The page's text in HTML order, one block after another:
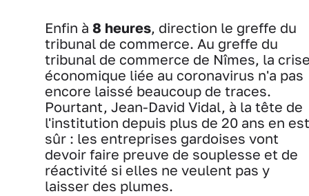
Enfin à 8 heures, direction le greffe du
tribunal de commerce. Au greffe du
tribunal de commerce de Nîmes, la
économique liée au coronavirus n'a pas
encore laissé beaucoup de traces.
Pourtant, Jean-David Vidal, à la tête de
l'institution depuis plus de 20 ans en est
sûr : les entreprises gardoises vont
devoir faire preuve de souplesse et de
réactivité si elles ne veulent pas y
laisser des plumes.